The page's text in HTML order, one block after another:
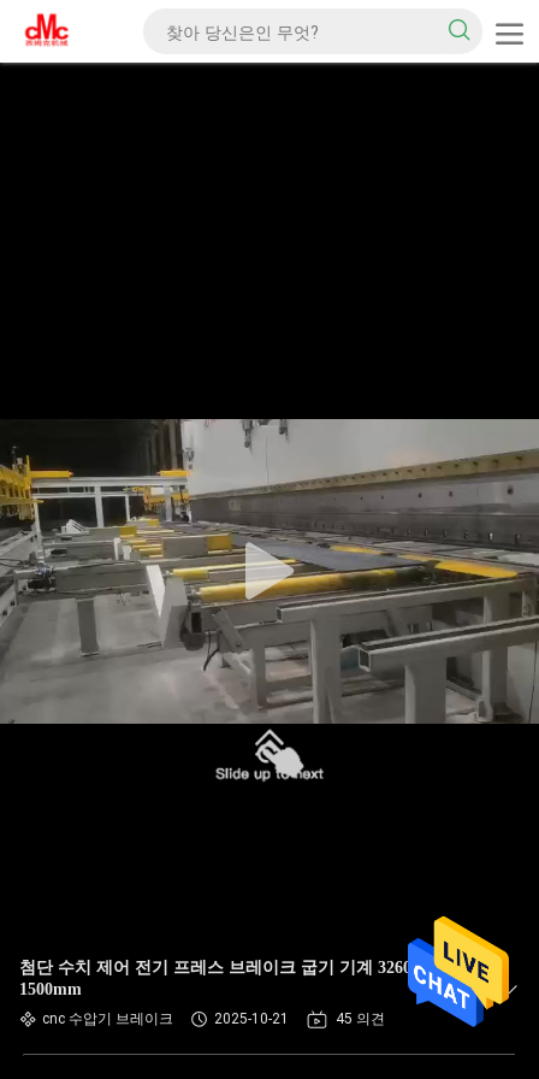
첨단 수치 제어 전기 프레스 브레이크 굽기 기계 3260mm x
1500mm
cnc 수압기 브레이크 2025-10-21 45 의견